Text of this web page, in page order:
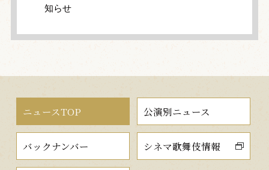
知らせ
ニュースTOP 公演別ニュース
バックナンバー シネマ歌舞伎情報